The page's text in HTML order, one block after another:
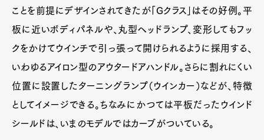
ことを前提にデザインされてきたが「Gクラス」はその好例。平
板に近いボディパネルや、丸型ヘッドランプ、変形してもフッ
クをかけてウインチで引っ張って開けられるように採用する、
いわゆるアイロン型のアウタードアハンドル。さらに割れにくい
位置に設置したターニングランプ（ウインカー）などが、特徴
としてイメージできる。ちなみにかつては平板だったウインド
シールドは、いまのモデルではカーブがついている。